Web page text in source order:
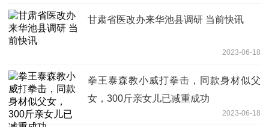
甘肃省医改办来华池县调研 当前快讯
2023-06-18
拳王泰森教小威打拳击，同款身材似父
女，300斤亲女儿已减重成功
2023-06-18